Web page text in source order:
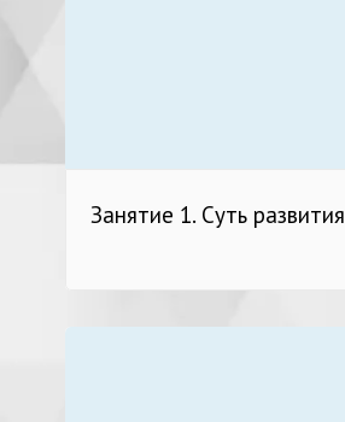
Занятие 1. Суть развития